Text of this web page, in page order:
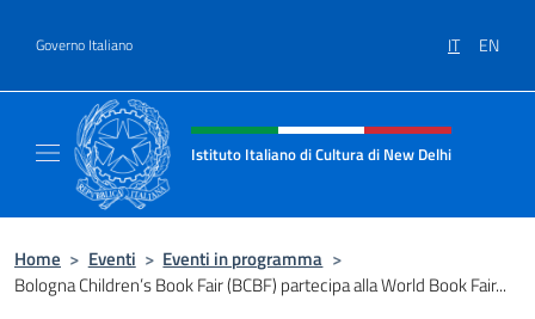
Governo Italiano IT EN
Intestazione sito, social e menù
Istituto Italiano di Cultura di New Delhi
Home > Eventi > Eventi in programma >
Bologna Children’s Book Fair (BCBF) partecipa alla World Book Fair...